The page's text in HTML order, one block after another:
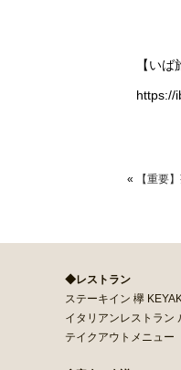
【い
https://
« 【重要
◆レストラン
ステーキイン 欅
イタリアンレストラン
テイクアウトメニュー